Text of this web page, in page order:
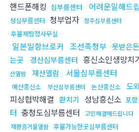
핸드폰해킹 심부름센터 어려운일해드
성심부름센터 청부업자 청주심부름센터
후불제탐정사무실
일본밀항브로커 조선족청부 못받은
는곳
경산심부름센터 흥신소인생망치
산열람
재산열람 서울심부름센터
예산흥신소 부산심부름센터 논산흥신소 도
피싱협박해결 환치기 성남흥신소 포
터 충청도심부름센터 고민해결해드립니다
재판증거물열람 후불가능한곳심부름센터